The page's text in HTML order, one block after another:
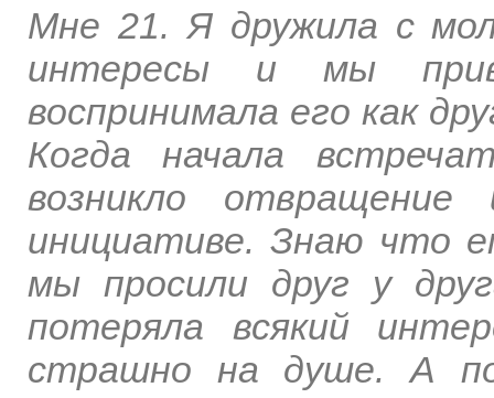
Мне 21. Я дружила с
интересы и мы
воспринимала его как
Когда начала
возникло
инициативе. Знаю что
мы просили друг у
потеряла всякий
страшно на душе. А